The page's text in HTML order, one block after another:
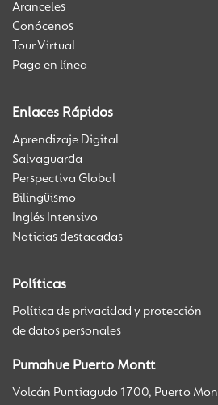
Aranceles
Conócenos
Tour Virtual
Pago en línea
Enlaces Rápidos
Aprendizaje Digital
Salvaguarda
Perspectiva Global
Bilingüismo
Inglés Intensivo
Noticias destacadas
Políticas
Política de privacidad y protección
de datos personales
Pumahue Puerto Montt
Volcán Puntiagudo 1700, Puerto